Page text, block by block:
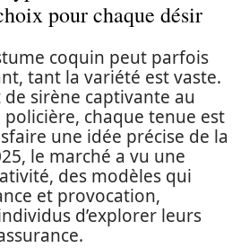
pour chaque désir
coquin peut parfois
tant la variété est vaste.
sirène captivante au
policière, chaque tenue est
une idée précise de la
le marché a vu une
des modèles qui
et provocation,
d’explorer leurs